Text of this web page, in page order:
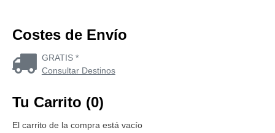
Costes de Envío
GRATIS *
Consultar Destinos
Tu Carrito (0)
El carrito de la compra está vacío